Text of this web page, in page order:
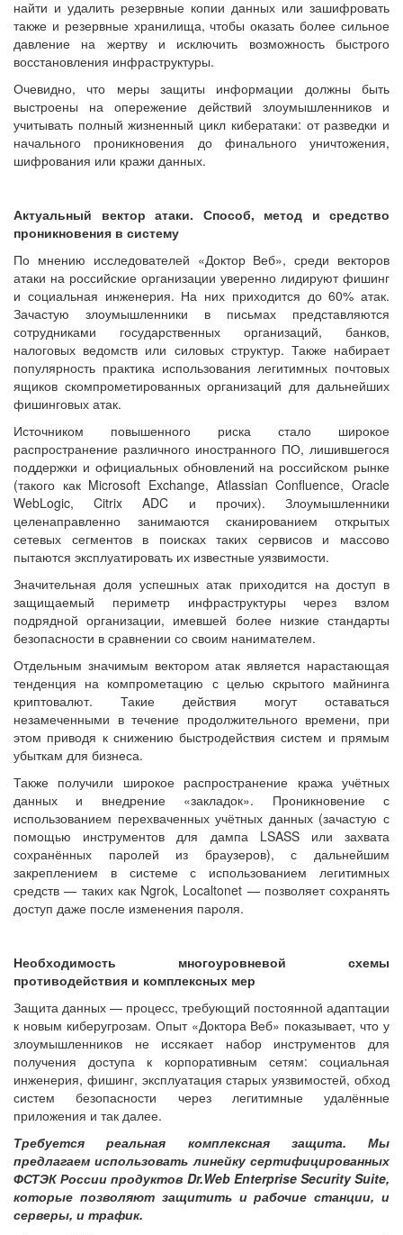
найти и удалить резервные копии данных или зашифровать
также и резервные хранилища, чтобы оказать более сильное
давление на жертву и исключить возможность быстрого
восстановления инфраструктуры.
Очевидно, что меры защиты информации должны быть
выстроены на опережение действий злоумышленников и
учитывать полный жизненный цикл кибератаки: от разведки и
начального проникновения до финального уничтожения,
шифрования или кражи данных.
Актуальный вектор атаки. Способ, метод и средство
проникновения в систему
По мнению исследователей «Доктор Веб», среди векторов
атаки на российские организации уверенно лидируют фишинг
и социальная инженерия. На них приходится до 60% атак.
Зачастую злоумышленники в письмах представляются
сотрудниками государственных организаций, банков,
налоговых ведомств или силовых структур. Также набирает
популярность практика использования легитимных почтовых
ящиков скомпрометированных организаций для дальнейших
фишинговых атак.
Источником повышенного риска стало широкое
распространение различного иностранного ПО, лишившегося
поддержки и официальных обновлений на российском рынке
(такого как Microsoft Exchange, Atlassian Confluence, Oracle
WebLogic, Citrix ADC и прочих). Злоумышленники
целенаправленно занимаются сканированием открытых
сетевых сегментов в поисках таких сервисов и массово
пытаются эксплуатировать их известные уязвимости.
Значительная доля успешных атак приходится на доступ в
защищаемый периметр инфраструктуры через взлом
подрядной организации, имевшей более низкие стандарты
безопасности в сравнении со своим нанимателем.
Отдельным значимым вектором атак является нарастающая
тенденция на компрометацию с целью скрытого майнинга
криптовалют. Такие действия могут оставаться
незамеченными в течение продолжительного времени, при
этом приводя к снижению быстродействия систем и прямым
убыткам для бизнеса.
Также получили широкое распространение кража учётных
данных и внедрение «закладок». Проникновение с
использованием перехваченных учётных данных (зачастую с
помощью инструментов для дампа LSASS или захвата
сохранённых паролей из браузеров), с дальнейшим
закреплением в системе с использованием легитимных
средств — таких как Ngrok, Localtonet — позволяет сохранять
доступ даже после изменения пароля.
Необходимость многоуровневой схемы
противодействия и комплексных мер
Защита данных — процесс, требующий постоянной адаптации
к новым киберугрозам. Опыт «Доктора Веб» показывает, что у
злоумышленников не иссякает набор инструментов для
получения доступа к корпоративным сетям: социальная
инженерия, фишинг, эксплуатация старых уязвимостей, обход
систем безопасности через легитимные удалённые
приложения и так далее.
Требуется реальная комплексная защита. Мы
предлагаем использовать линейку сертифицированных
ФСТЭК России продуктов Dr.Web Enterprise Security Suite,
которые позволяют защитить и рабочие станции, и
серверы, и трафик.